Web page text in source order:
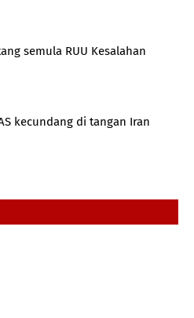
semula RUU Kesalahan
kecundang di tangan Iran